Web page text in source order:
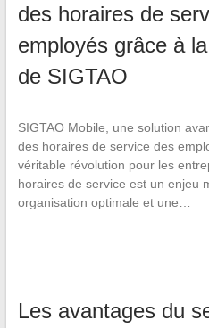
des horaires de
employés grâce à
de SIGTAO
SIGTAO Mobile, une solution
des horaires de service des
véritable révolution pour les
horaires de service est un enjeu
organisation optimale et une…
Les avantages du